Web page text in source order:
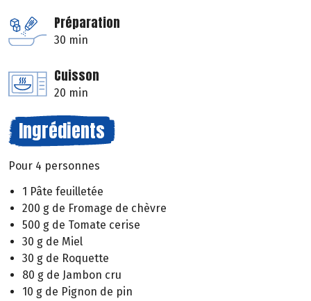
Préparation
30 min
Cuisson
20 min
Ingrédients
Pour 4 personnes
1 Pâte feuilletée
200 g de Fromage de chèvre
500 g de Tomate cerise
30 g de Miel
30 g de Roquette
80 g de Jambon cru
10 g de Pignon de pin